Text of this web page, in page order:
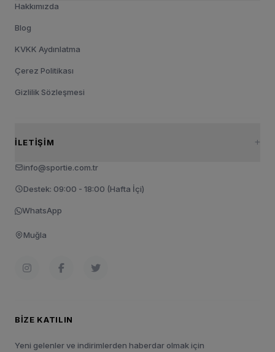
Hakkımızda
Blog
KVKK Aydınlatma
Çerez Politikası
Gizlilik Sözleşmesi
İLETIŞIM
info@sportie.com.tr
Destek: 09:00 - 18:00 (Hafta İçi)
WhatsApp
Muğla
BIZE KATILIN
Yeni gelenler ve indirimlerden haberdar olmak için